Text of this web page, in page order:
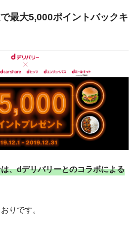
最大5,000ポイントバックキ
、dデリバリーとのコラボによる
りです。